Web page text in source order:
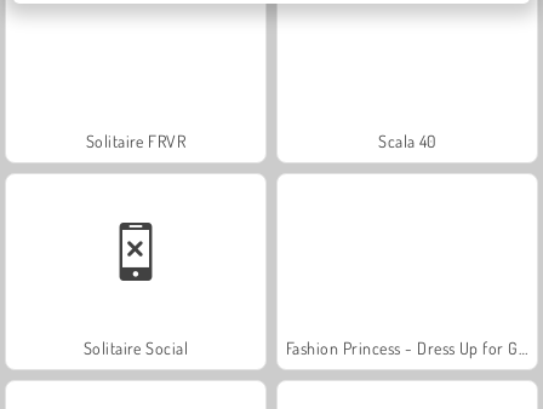
Solitaire FRVR Scala 40
Solitaire Social